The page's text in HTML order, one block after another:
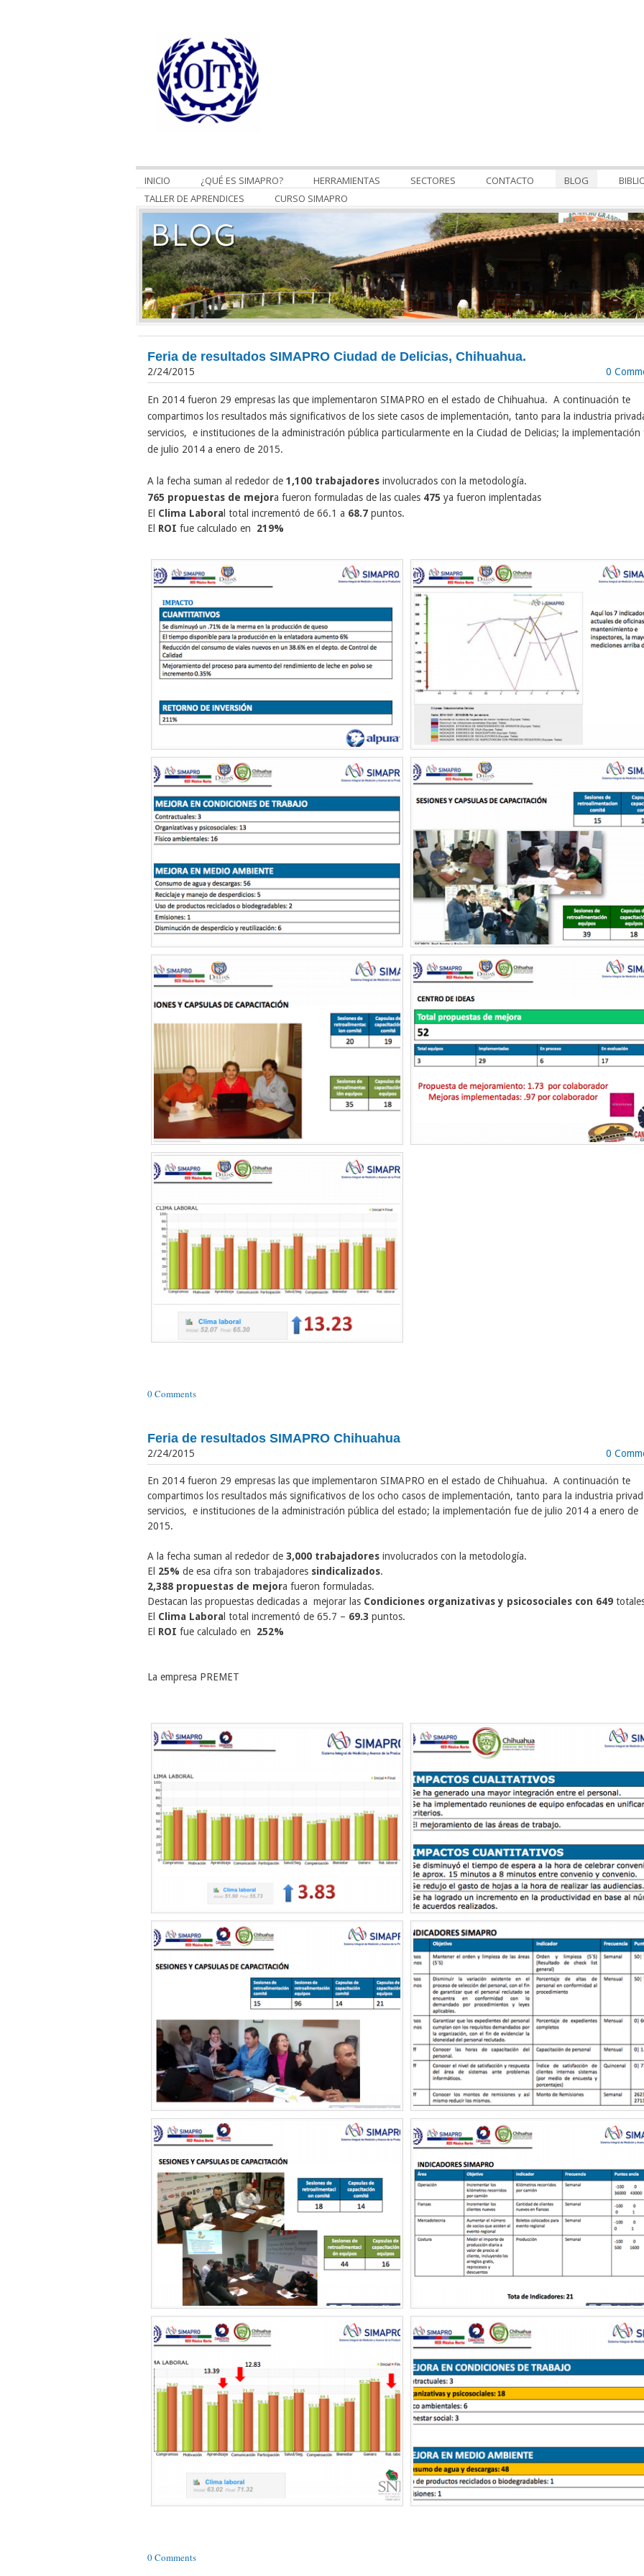
INICIO ¿QUÉ ES SIMAPRO? HERRAMIENTAS SECTORES CONTACTO BLOG
TALLER DE APRENDICES
CURSO SIMAPRO
Feria de resultados SIMAPRO Ciudad de Delicias, Chihuahua.
2/24/2015 0
En 2014 fueron 29 empresas las que implementaron SIMAPRO en el estado de Chihuahua. A continuación te
compartimos los resultados más significativos de los siete casos de implementación, tanto para la industria
servicios, e instituciones de la administración pública particularmente en la Ciudad de Delicias; la implementación
de julio 2014 a enero de 2015.
A la fecha suman al rededor de 1,100 trabajadores involucrados con la metodología.
765 propuestas de mejora fueron formuladas de las cuales 475 ya fueron implentadas
El Clima Labora l total incrementó de 66.1 a 68.7 puntos.
El ROI fue calculado en 219%
0 Comments
Feria de resultados SIMAPRO Chihuahua
2/24/2015 0
En 2014 fueron 29 empresas las que implementaron SIMAPRO en el estado de Chihuahua. A continuación te
compartimos los resultados más significativos de los ocho casos de implementación, tanto para la industria
servicios, e instituciones de la administración pública del estado; la implementación fue de julio 2014 a enero de
2015.
A la fecha suman al rededor de 3,000 trabajadores involucrados con la metodología.
El 25% de esa cifra son trabajadores sindicalizados.
2,388 propuestas de mejora fueron formuladas.
Destacan las propuestas dedicadas a mejorar las Condiciones organizativas y psicosociales con 649
El Clima Labora l total incrementó de 65.7 – 69.3 puntos.
El ROI fue calculado en 252%
La empresa PREMET
0 Comments